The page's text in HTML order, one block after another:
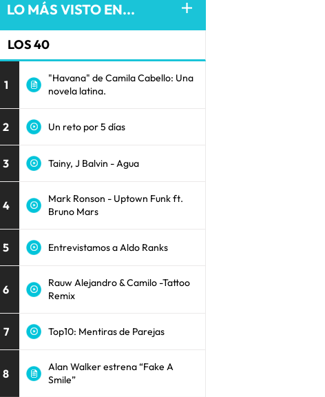
LO MÁS VISTO EN...
LOS 40
1
"Havana" de Camila Cabello: Una
novela latina.
2 Un reto por 5 días
3 Tainy, J Balvin - Agua
4
Mark Ronson - Uptown Funk ft.
Bruno Mars
5 Entrevistamos a Aldo Ranks
6
Rauw Alejandro & Camilo -Tattoo
Remix
7 Top10: Mentiras de Parejas
8
Alan Walker estrena “Fake A
Smile”